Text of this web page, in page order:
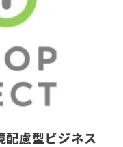
配慮型ビジネス